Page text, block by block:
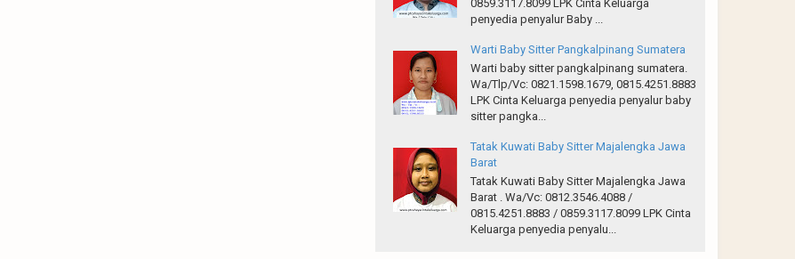
0859.3117.8099 LPK Cinta Keluarga
penyedia penyalur Baby ...
Warti Baby Sitter Pangkalpinang Sumatera
Warti baby sitter pangkalpinang sumatera.
Wa/Tlp/Vc: 0821.1598.1679, 0815.4251.8883
LPK Cinta Keluarga penyedia penyalur baby
sitter pangka...
Tatak Kuwati Baby Sitter Majalengka Jawa
Barat
Tatak Kuwati Baby Sitter Majalengka Jawa
Barat . Wa/Vc: 0812.3546.4088 /
0815.4251.8883 / 0859.3117.8099 LPK Cinta
Keluarga penyedia penyalu...